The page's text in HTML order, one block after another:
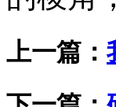
上一篇：